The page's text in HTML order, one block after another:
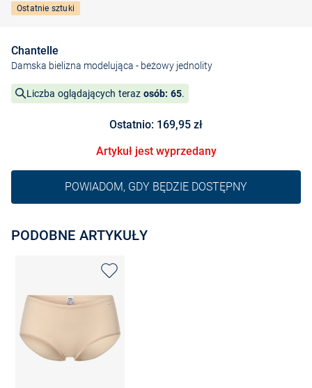
Ostatnie sztuki
Chantelle
Damska bielizna modelująca - beżowy jednolity
Liczba oglądających teraz osób: 65.
Ostatnio: 169,95 zł
Artykuł jest wyprzedany
POWIADOM, GDY BĘDZIE DOSTĘPNY
PODOBNE ARTYKUŁY